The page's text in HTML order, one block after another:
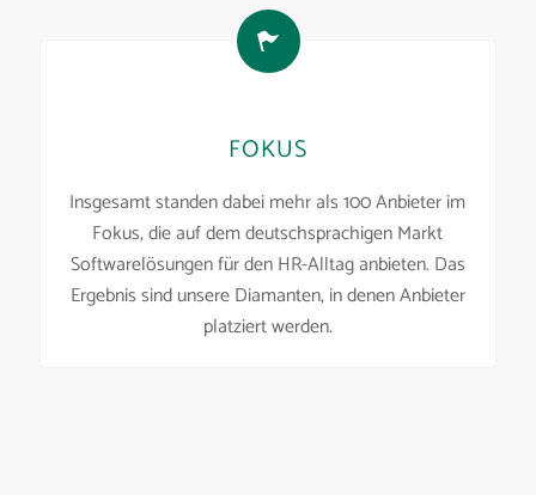
FOKUS
Insgesamt standen dabei mehr als 100 Anbieter im
Fokus, die auf dem deutschsprachigen Markt
Softwarelösungen für den HR-Alltag anbieten. Das
Ergebnis sind unsere Diamanten, in denen Anbieter
platziert werden.